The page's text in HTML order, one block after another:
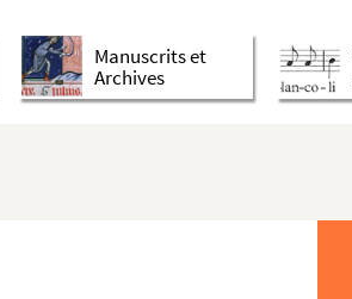
Manuscrits et
Archives